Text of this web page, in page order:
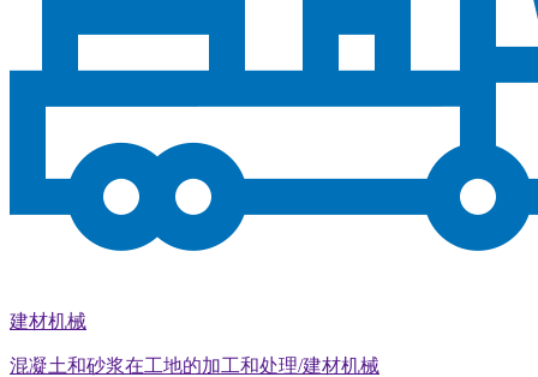
建材机械
混凝土和砂浆在工地的加工和处理/建材机械